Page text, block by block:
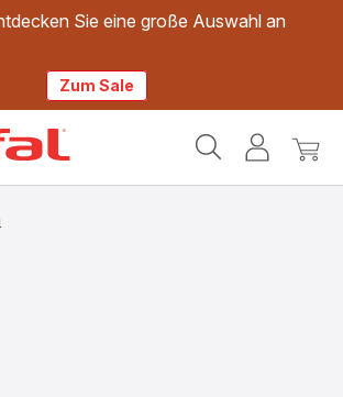
Sie eine große Auswahl an
Zum Sale
Mein
Mein